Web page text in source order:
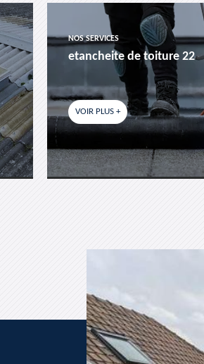
NOS SERVICES
etancheite de toiture 22
VOIR PLUS +